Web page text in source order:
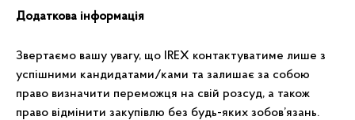
Додаткова інформація
Звертаємо вашу увагу, що
IREX контактуватиме лише з
успішними кандидатами/ками та залишає за собою
право визначити переможця на свій розсуд, а також
право відмінити закупівлю без будь-яких зобов’язань.